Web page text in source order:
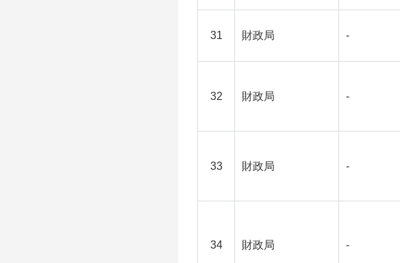
31 財政局 -
32 財政局 -
33 財政局 -
34 財政局 -